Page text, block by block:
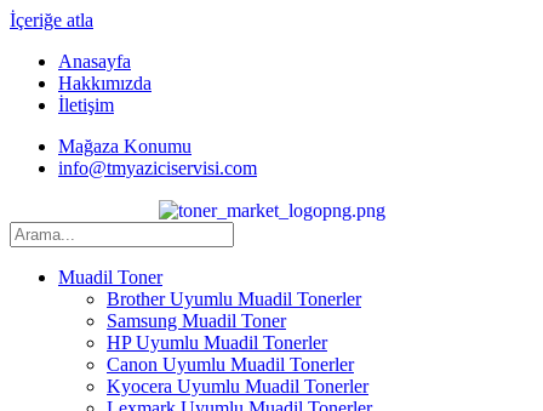
İçeriğe atla
Anasayfa
Hakkımızda
İletişim
Mağaza Konumu
info@tmyaziciservisi.com
Muadil Toner
Brother Uyumlu Muadil Tonerler
Samsung Muadil Toner
HP Uyumlu Muadil Tonerler
Canon Uyumlu Muadil Tonerler
Kyocera Uyumlu Muadil Tonerler